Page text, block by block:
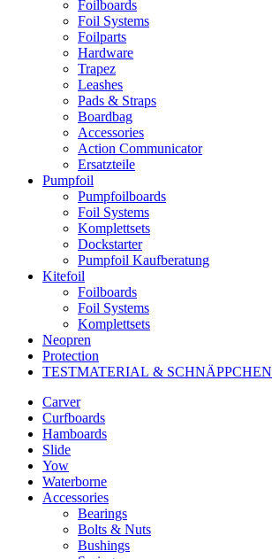
Foilboards
Foil Systems
Foilparts
Hardware
Trapez
Leashes
Pads & Straps
Boardbag
Accessories
Action Communicator
Ersatzteile
Pumpfoil
Pumpfoilboards
Foil Systems
Komplettsets
Dockstarter
Pumpfoil Kaufberatung
Kitefoil
Foilboards
Foil Systems
Komplettsets
Neopren
Protection
TESTMATERIAL & SCHNÄPPCHEN
Carver
Curfboards
Hamboards
Slide
Yow
Waterborne
Accessories
Bearings
Bolts & Nuts
Bushings